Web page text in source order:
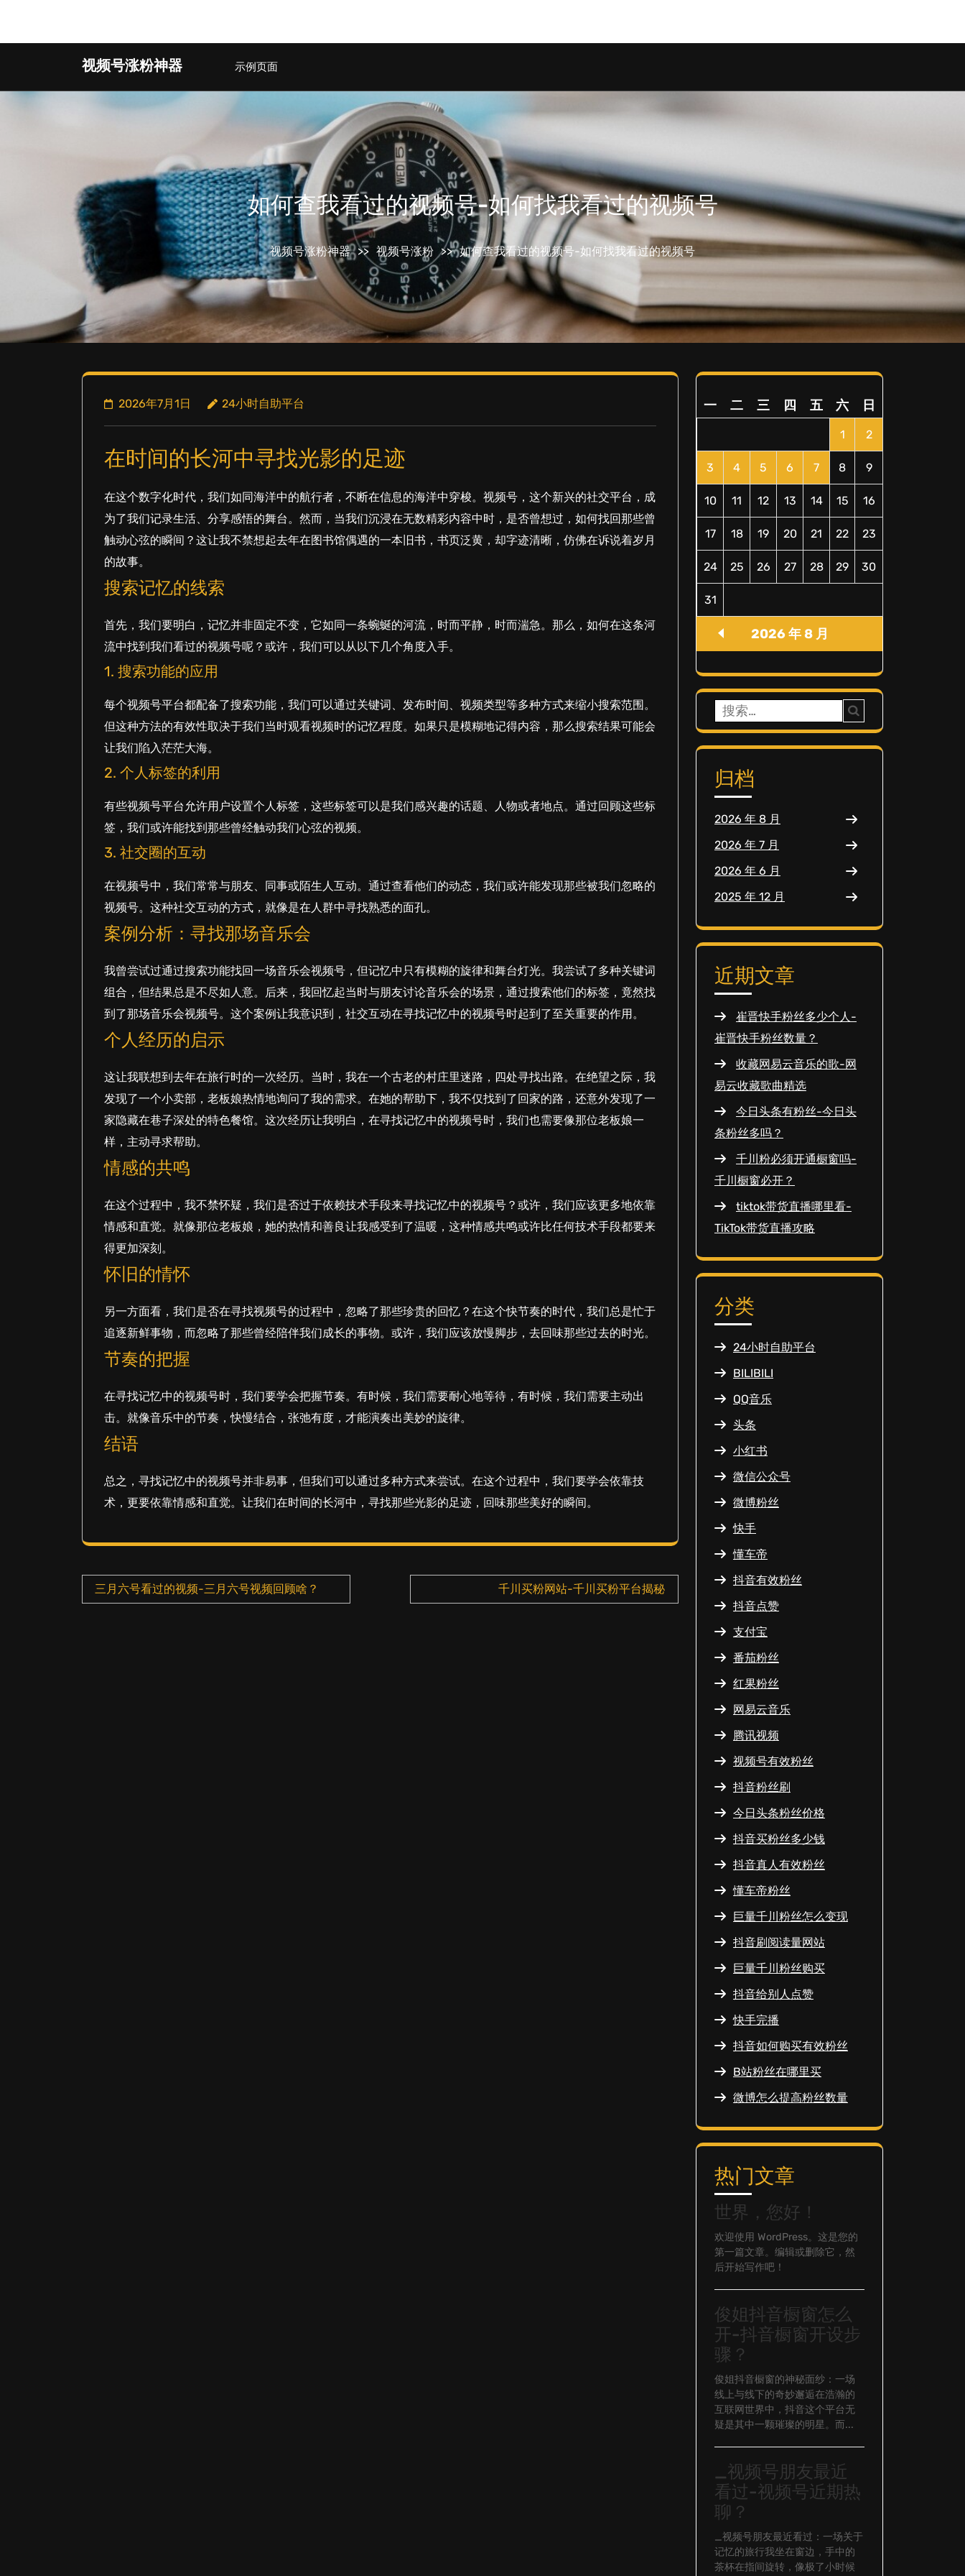
content
视频号涨粉神器 示例页面
如何查我看过的视频号-如何找我看过的视频号
视频号涨粉神器 >> 视频号涨粉 >> 如何查我看过的视频号-如何找我看过的视频号
2026年7月1日 24小时自助平台
在时间的长河中寻找光影的足迹
在这个数字化时代，我们如同海洋中的航行者，不断在信息的海洋中穿梭。视频号，这个新兴的社交平台，成
为了我们记录生活、分享感悟的舞台。然而，当我们沉浸在无数精彩内容中时，是否曾想过，如何找回那些曾
触动心弦的瞬间？这让我不禁想起去年在图书馆偶遇的一本旧书，书页泛黄，却字迹清晰，仿佛在诉说着岁月
的故事。
搜索记忆的线索
首先，我们要明白，记忆并非固定不变，它如同一条蜿蜒的河流，时而平静，时而湍急。那么，如何在这条河
流中找到我们看过的视频号呢？或许，我们可以从以下几个角度入手。
1. 搜索功能的应用
每个视频号平台都配备了搜索功能，我们可以通过关键词、发布时间、视频类型等多种方式来缩小搜索范围。
但这种方法的有效性取决于我们当时观看视频时的记忆程度。如果只是模糊地记得内容，那么搜索结果可能会
让我们陷入茫茫大海。
2. 个人标签的利用
有些视频号平台允许用户设置个人标签，这些标签可以是我们感兴趣的话题、人物或者地点。通过回顾这些标
签，我们或许能找到那些曾经触动我们心弦的视频。
3. 社交圈的互动
在视频号中，我们常常与朋友、同事或陌生人互动。通过查看他们的动态，我们或许能发现那些被我们忽略的
视频号。这种社交互动的方式，就像是在人群中寻找熟悉的面孔。
案例分析：寻找那场音乐会
我曾尝试过通过搜索功能找回一场音乐会视频号，但记忆中只有模糊的旋律和舞台灯光。我尝试了多种关键词
组合，但结果总是不尽如人意。后来，我回忆起当时与朋友讨论音乐会的场景，通过搜索他们的标签，竟然找
到了那场音乐会视频号。这个案例让我意识到，社交互动在寻找记忆中的视频号时起到了至关重要的作用。
个人经历的启示
这让我联想到去年在旅行时的一次经历。当时，我在一个古老的村庄里迷路，四处寻找出路。在绝望之际，我
发现了一个小卖部，老板娘热情地询问了我的需求。在她的帮助下，我不仅找到了回家的路，还意外发现了一
家隐藏在巷子深处的特色餐馆。这次经历让我明白，在寻找记忆中的视频号时，我们也需要像那位老板娘一
样，主动寻求帮助。
情感的共鸣
在这个过程中，我不禁怀疑，我们是否过于依赖技术手段来寻找记忆中的视频号？或许，我们应该更多地依靠
情感和直觉。就像那位老板娘，她的热情和善良让我感受到了温暖，这种情感共鸣或许比任何技术手段都要来
得更加深刻。
怀旧的情怀
另一方面看，我们是否在寻找视频号的过程中，忽略了那些珍贵的回忆？在这个快节奏的时代，我们总是忙于
追逐新鲜事物，而忽略了那些曾经陪伴我们成长的事物。或许，我们应该放慢脚步，去回味那些过去的时光。
节奏的把握
在寻找记忆中的视频号时，我们要学会把握节奏。有时候，我们需要耐心地等待，有时候，我们需要主动出
击。就像音乐中的节奏，快慢结合，张弛有度，才能演奏出美妙的旋律。
结语
总之，寻找记忆中的视频号并非易事，但我们可以通过多种方式来尝试。在这个过程中，我们要学会依靠技
术，更要依靠情感和直觉。让我们在时间的长河中，寻找那些光影的足迹，回味那些美好的瞬间。
文
三月六号看过的视频-三月六号视频回顾啥？ 千川买粉网站-千川买粉平台揭秘
2026 年 8 月
一 二 三 四 五 六 日
1 2
3 4 5 6 7 8 9
10 11 12 13 14 15 16
17 18 19 20 21 22 23
24 25 26 27 28 29 30
31
搜
索：
归档
2026 年 8 月
2026 年 7 月
2026 年 6 月
2025 年 12 月
近期文章
崔晋快手粉丝多少个人-
崔晋快手粉丝数量？
收藏网易云音乐的歌-网
易云收藏歌曲精选
今日头条有粉丝-今日头
条粉丝多吗？
千川粉必须开通橱窗吗-
千川橱窗必开？
tiktok带货直播哪里看-
TikTok带货直播攻略
分类
24小时自助平台
BILIBILI
QQ音乐
头条
小红书
微信公众号
微博粉丝
快手
懂车帝
抖音有效粉丝
抖音点赞
支付宝
番茄粉丝
红果粉丝
网易云音乐
腾讯视频
视频号有效粉丝
抖音粉丝刷
今日头条粉丝价格
抖音买粉丝多少钱
抖音真人有效粉丝
懂车帝粉丝
巨量千川粉丝怎么变现
抖音刷阅读量网站
巨量千川粉丝购买
抖音给别人点赞
快手完播
抖音如何购买有效粉丝
B站粉丝在哪里买
微博怎么提高粉丝数量
热门文章
世界，您好！
欢迎使用 WordPress。这是您的
第一篇文章。编辑或删除它，然
后开始写作吧！
俊姐抖音橱窗怎么
开-抖音橱窗开设步
骤？
俊姐抖音橱窗的神秘面纱：一场
线上与线下的奇妙邂逅在浩瀚的
互联网世界中，抖音这个平台无
疑是其中一颗璀璨的明星。而...
_视频号朋友最近
看过-视频号近期热
聊？
_视频号朋友最近看过：一场关于
记忆的旅行我坐在窗边，手中的
茶杯在指间旋转，像极了小时候